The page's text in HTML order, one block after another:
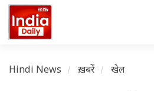
Hindi News ख़बरें खेल